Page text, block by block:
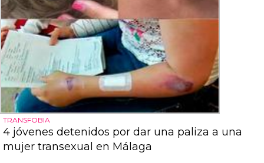
TRANSFOBIA
4 jóvenes detenidos por dar una paliza a una
mujer transexual en Málaga